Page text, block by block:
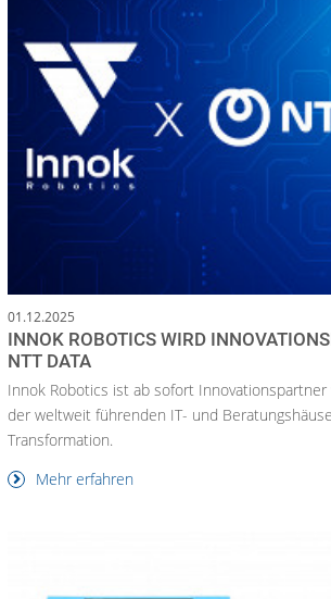
01.12.2025
INNOK ROBOTICS WIRD
NTT DATA
Innok Robotics ist ab sofort Innovationspartner
der weltweit führenden IT- und
Transformation.
Mehr erfahren